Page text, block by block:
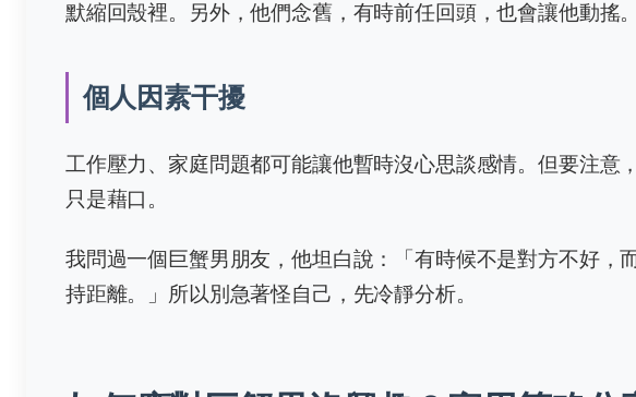
默縮回殼裡。另外，他們念舊，有時前任回頭，也會讓他動搖。
個人因素干擾
工作壓力、家庭問題都可能讓他暫時沒心思談感情。但要注意
只是藉口。
我問過一個巨蟹男朋友，他坦白說：「有時候不是對方不好，
持距離。」所以別急著怪自己，先冷靜分析。